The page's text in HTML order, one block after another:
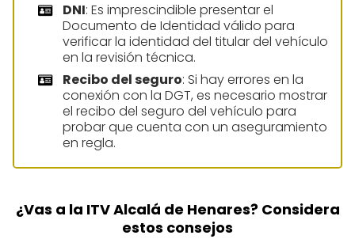
DNI: Es imprescindible presentar el
Documento de Identidad válido para
verificar la identidad del titular del vehículo
en la revisión técnica.
Recibo del seguro: Si hay errores en la
conexión con la DGT, es necesario mostrar
el recibo del seguro del vehículo para
probar que cuenta con un aseguramiento
en regla.
¿Vas a la ITV Alcalá de Henares? Considera
estos consejos